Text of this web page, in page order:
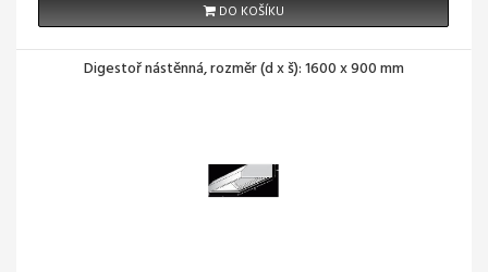
DO KOŠÍKU
Digestoř nástěnná, rozměr (d x š): 1600 x 900 mm